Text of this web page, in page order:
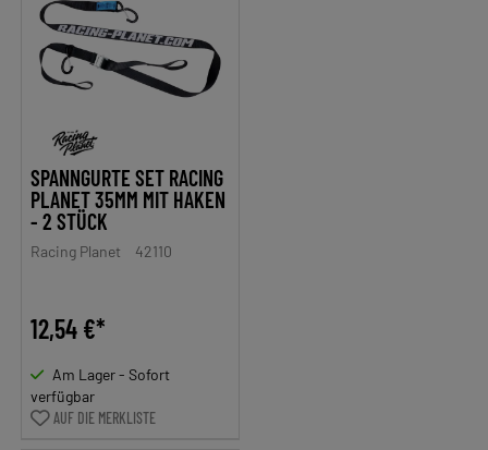
SPANNGURTE SET RACING
PLANET 35MM MIT HAKEN
- 2 STÜCK
Racing Planet 42110
12,54 €*
Am Lager - Sofort
verfügbar
AUF DIE MERKLISTE